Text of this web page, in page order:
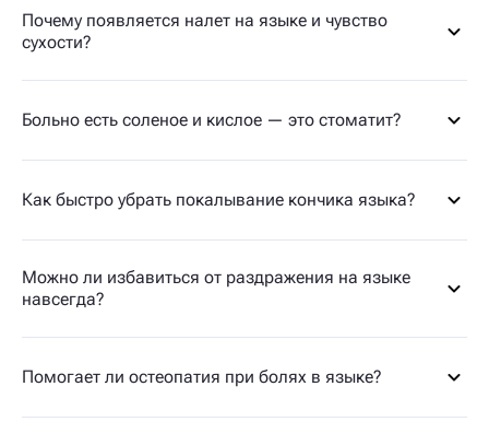
Почему появляется налет на языке и чувство
сухости?
Больно есть соленое и кислое — это стоматит?
Как быстро убрать покалывание кончика языка?
Можно ли избавиться от раздражения на языке
навсегда?
Помогает ли остеопатия при болях в языке?